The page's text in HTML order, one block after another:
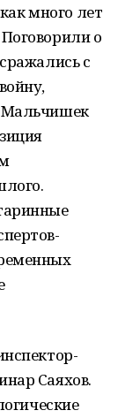
много лет
о
с
Мальчишек
Саяхов.